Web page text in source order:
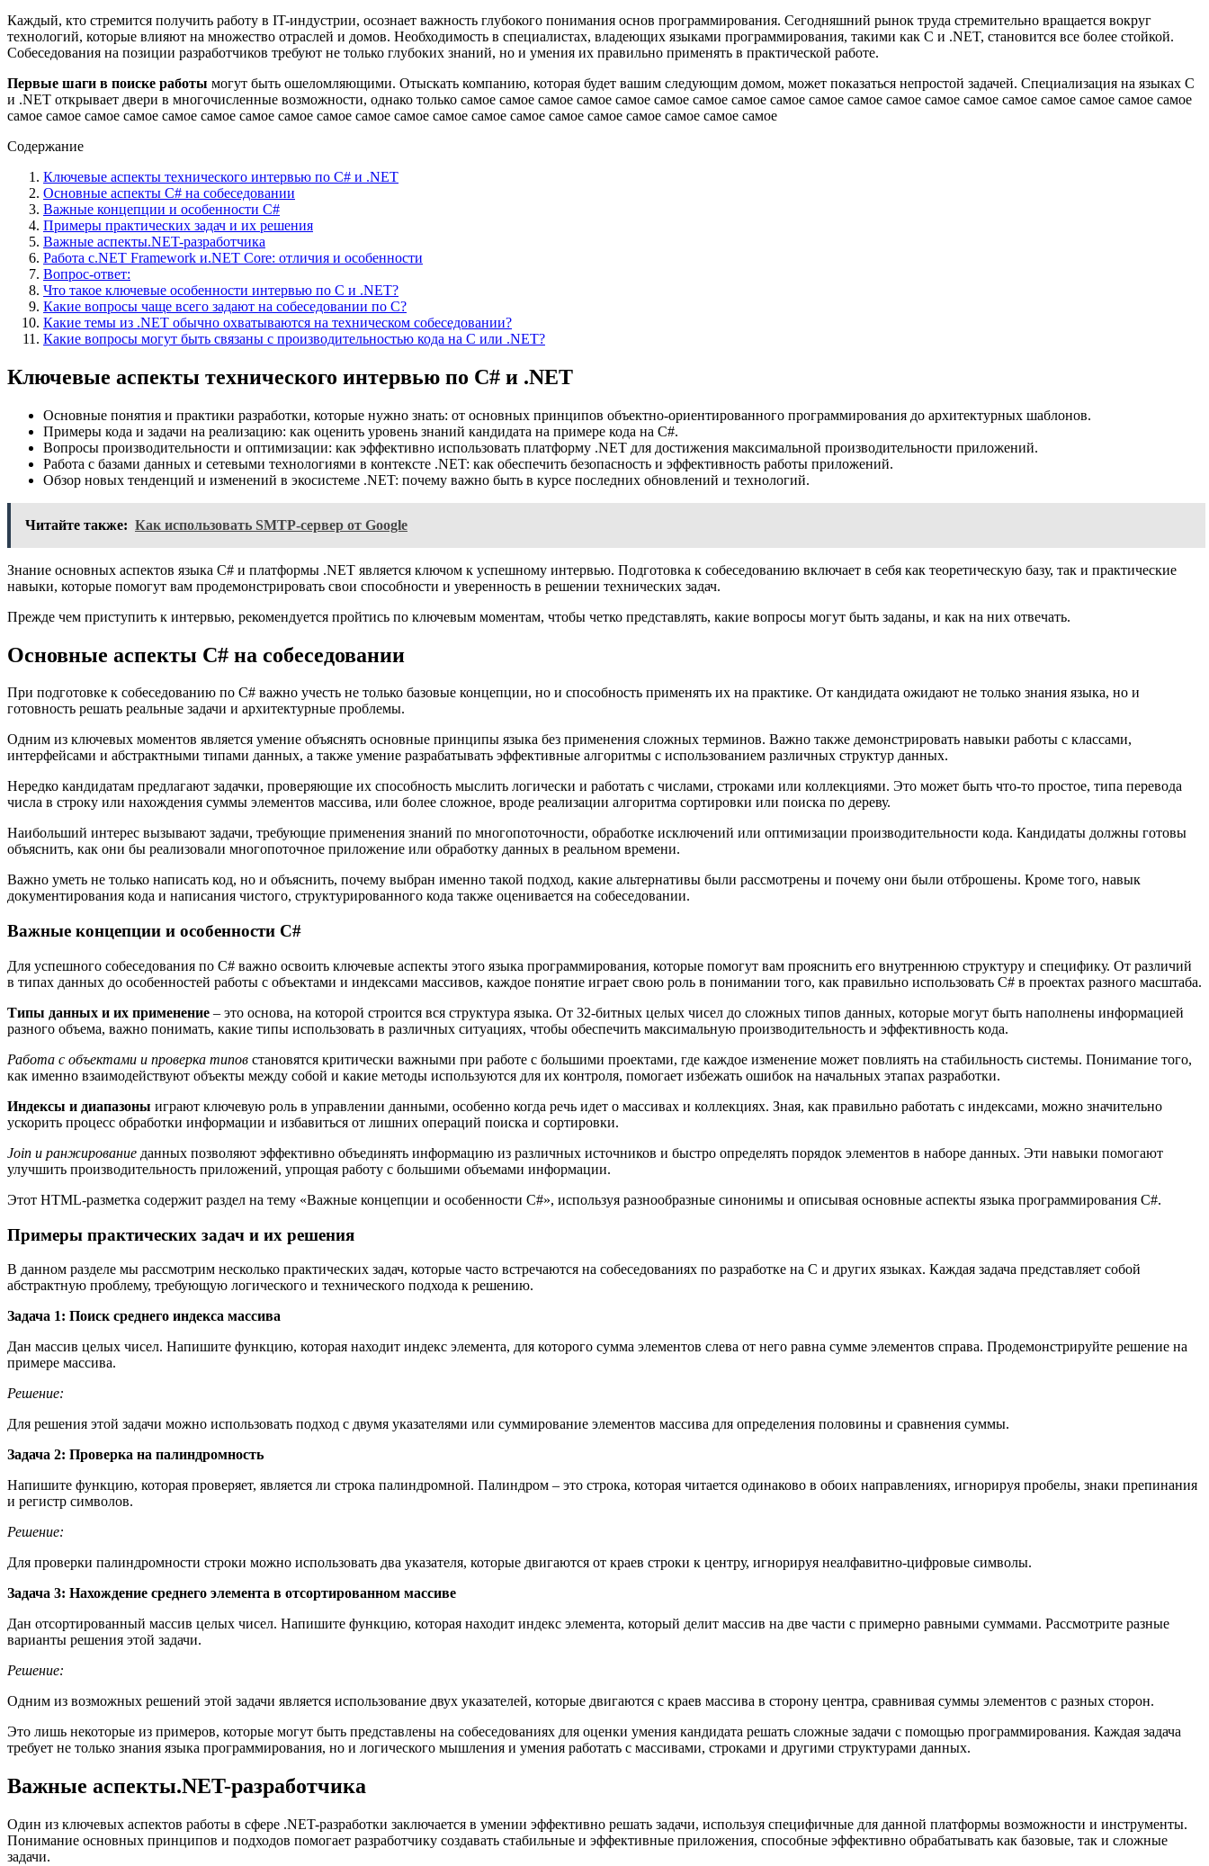
Каждый, кто стремится получить работу в IT-индустрии, осознает важность глубокого понимания основ программирования. Сегодняшний рынок труда стремительно вращается вокруг
технологий, которые влияют на множество отраслей и домов. Необходимость в специалистах, владеющих языками программирования, такими как C и .NET, становится все более стойкой.
Собеседования на позиции разработчиков требуют не только глубоких знаний, но и умения их правильно применять в практической работе.
Первые шаги в поиске работы могут быть ошеломляющими. Отыскать компанию, которая будет вашим следующим домом, может показаться непростой задачей. Специализация на языках C
и .NET открывает двери в многочисленные возможности, однако только самое самое самое самое самое самое самое самое самое самое самое самое самое самое самое самое самое самое самое
самое самое самое самое самое самое самое самое самое самое самое самое самое самое самое самое самое самое самое самое
Содержание
Ключевые аспекты технического интервью по C# и .NET
Основные аспекты C# на собеседовании
Важные концепции и особенности C#
Примеры практических задач и их решения
Важные аспекты.NET-разработчика
Работа с.NET Framework и.NET Core: отличия и особенности
Вопрос-ответ:
Что такое ключевые особенности интервью по C и .NET?
Какие вопросы чаще всего задают на собеседовании по C?
Какие темы из .NET обычно охватываются на техническом собеседовании?
Какие вопросы могут быть связаны с производительностью кода на C или .NET?
Ключевые аспекты технического интервью по C# и .NET
Основные понятия и практики разработки, которые нужно знать: от основных принципов объектно-ориентированного программирования до архитектурных шаблонов.
Примеры кода и задачи на реализацию: как оценить уровень знаний кандидата на примере кода на C#.
Вопросы производительности и оптимизации: как эффективно использовать платформу .NET для достижения максимальной производительности приложений.
Работа с базами данных и сетевыми технологиями в контексте .NET: как обеспечить безопасность и эффективность работы приложений.
Обзор новых тенденций и изменений в экосистеме .NET: почему важно быть в курсе последних обновлений и технологий.
Читайте также: Как использовать SMTP-сервер от Google
Знание основных аспектов языка C# и платформы .NET является ключом к успешному интервью. Подготовка к собеседованию включает в себя как теоретическую базу, так и практические
навыки, которые помогут вам продемонстрировать свои способности и уверенность в решении технических задач.
Прежде чем приступить к интервью, рекомендуется пройтись по ключевым моментам, чтобы четко представлять, какие вопросы могут быть заданы, и как на них отвечать.
Основные аспекты C# на собеседовании
При подготовке к собеседованию по C# важно учесть не только базовые концепции, но и способность применять их на практике. От кандидата ожидают не только знания языка, но и
готовность решать реальные задачи и архитектурные проблемы.
Одним из ключевых моментов является умение объяснять основные принципы языка без применения сложных терминов. Важно также демонстрировать навыки работы с классами,
интерфейсами и абстрактными типами данных, а также умение разрабатывать эффективные алгоритмы с использованием различных структур данных.
Нередко кандидатам предлагают задачки, проверяющие их способность мыслить логически и работать с числами, строками или коллекциями. Это может быть что-то простое, типа перевода
числа в строку или нахождения суммы элементов массива, или более сложное, вроде реализации алгоритма сортировки или поиска по дереву.
Наибольший интерес вызывают задачи, требующие применения знаний по многопоточности, обработке исключений или оптимизации производительности кода. Кандидаты должны готовы
объяснить, как они бы реализовали многопоточное приложение или обработку данных в реальном времени.
Важно уметь не только написать код, но и объяснить, почему выбран именно такой подход, какие альтернативы были рассмотрены и почему они были отброшены. Кроме того, навык
документирования кода и написания чистого, структурированного кода также оценивается на собеседовании.
Важные концепции и особенности C#
Для успешного собеседования по C# важно освоить ключевые аспекты этого языка программирования, которые помогут вам прояснить его внутреннюю структуру и специфику. От различий
в типах данных до особенностей работы с объектами и индексами массивов, каждое понятие играет свою роль в понимании того, как правильно использовать C# в проектах разного масштаба.
Типы данных и их применение – это основа, на которой строится вся структура языка. От 32-битных целых чисел до сложных типов данных, которые могут быть наполнены информацией
разного объема, важно понимать, какие типы использовать в различных ситуациях, чтобы обеспечить максимальную производительность и эффективность кода.
Работа с объектами и проверка типов становятся критически важными при работе с большими проектами, где каждое изменение может повлиять на стабильность системы. Понимание того,
как именно взаимодействуют объекты между собой и какие методы используются для их контроля, помогает избежать ошибок на начальных этапах разработки.
Индексы и диапазоны играют ключевую роль в управлении данными, особенно когда речь идет о массивах и коллекциях. Зная, как правильно работать с индексами, можно значительно
ускорить процесс обработки информации и избавиться от лишних операций поиска и сортировки.
Join и ранжирование данных позволяют эффективно объединять информацию из различных источников и быстро определять порядок элементов в наборе данных. Эти навыки помогают
улучшить производительность приложений, упрощая работу с большими объемами информации.
Этот HTML-разметка содержит раздел на тему «Важные концепции и особенности C#», используя разнообразные синонимы и описывая основные аспекты языка программирования C#.
Примеры практических задач и их решения
В данном разделе мы рассмотрим несколько практических задач, которые часто встречаются на собеседованиях по разработке на C и других языках. Каждая задача представляет собой
абстрактную проблему, требующую логического и технического подхода к решению.
Задача 1: Поиск среднего индекса массива
Дан массив целых чисел. Напишите функцию, которая находит индекс элемента, для которого сумма элементов слева от него равна сумме элементов справа. Продемонстрируйте решение на
примере массива.
Решение:
Для решения этой задачи можно использовать подход с двумя указателями или суммирование элементов массива для определения половины и сравнения суммы.
Задача 2: Проверка на палиндромность
Напишите функцию, которая проверяет, является ли строка палиндромной. Палиндром – это строка, которая читается одинаково в обоих направлениях, игнорируя пробелы, знаки препинания
и регистр символов.
Решение:
Для проверки палиндромности строки можно использовать два указателя, которые двигаются от краев строки к центру, игнорируя неалфавитно-цифровые символы.
Задача 3: Нахождение среднего элемента в отсортированном массиве
Дан отсортированный массив целых чисел. Напишите функцию, которая находит индекс элемента, который делит массив на две части с примерно равными суммами. Рассмотрите разные
варианты решения этой задачи.
Решение:
Одним из возможных решений этой задачи является использование двух указателей, которые двигаются с краев массива в сторону центра, сравнивая суммы элементов с разных сторон.
Это лишь некоторые из примеров, которые могут быть представлены на собеседованиях для оценки умения кандидата решать сложные задачи с помощью программирования. Каждая задача
требует не только знания языка программирования, но и логического мышления и умения работать с массивами, строками и другими структурами данных.
Важные аспекты.NET-разработчика
Один из ключевых аспектов работы в сфере .NET-разработки заключается в умении эффективно решать задачи, используя специфичные для данной платформы возможности и инструменты.
Понимание основных принципов и подходов помогает разработчику создавать стабильные и эффективные приложения, способные эффективно обрабатывать как базовые, так и сложные
задачи.